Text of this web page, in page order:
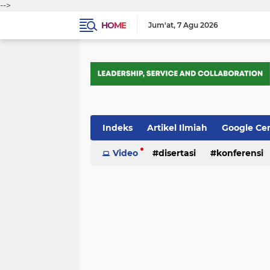
-->
HOME
Jum'at 7 Agu 2026
Indeks Artikel Ilmiah Google
Tips Trik Webometrics
Video disertasi konferensi